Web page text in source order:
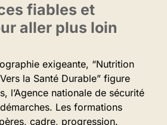
fiables et
aller plus loin
exigeante, “Nutrition
la Santé Durable” figure
l’Agence nationale de sécurité
Les formations
cadre, progression.